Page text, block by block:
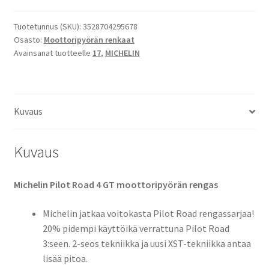
GT
120/70
ZR
(etu)
Tuotetunnus (SKU): 3528704295678
Osasto: Moottoripyörän renkaat
Avainsanat tuotteelle 17, MICHELIN
Kuvaus
Kuvaus
Michelin Pilot Road 4 GT moottoripyörän rengas
Michelin jatkaa voitokasta Pilot Road rengassarjaa!
20% pidempi käyttöikä verrattuna Pilot Road
3:seen. 2-seos tekniikka ja uusi XST-tekniikka antaa
lisää pitoa.